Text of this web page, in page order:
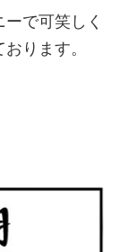
で可笑しく
ります。